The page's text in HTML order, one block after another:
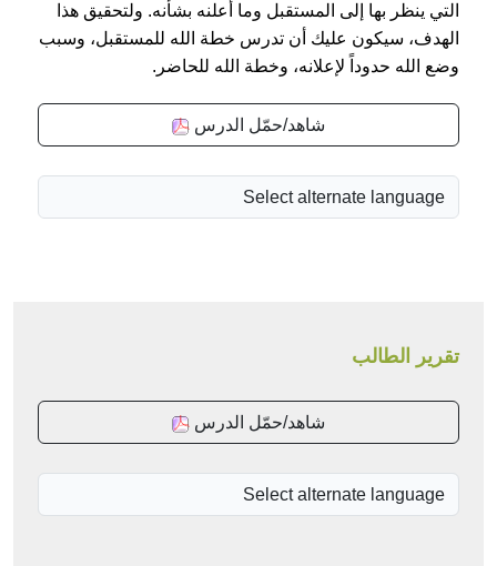
التي ينظر بها إلى المستقبل وما أعلنه بشأنه. ولتحقيق هذا
الهدف، سيكون عليك أن تدرس خطة الله للمستقبل، وسبب
وضع الله حدوداً لإعلانه، وخطة الله للحاضر.
شاهد/حمّل الدرس
تقرير الطالب
شاهد/حمّل الدرس